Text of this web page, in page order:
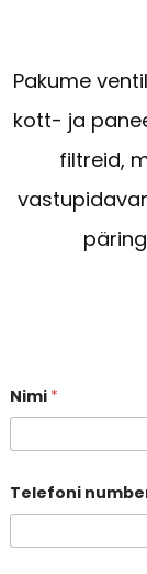
Pakume
kott- ja
filtreid,
Nimi *
Telefoni